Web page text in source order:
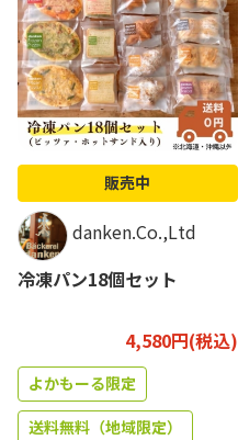
販売中
danken.Co.,Ltd
冷凍パン18個セット
4,580円(税込)
よかもーる限定
送料無料（地域限定）